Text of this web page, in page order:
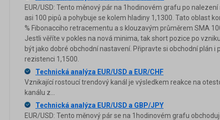
EUR/USD: Tento měnový pár na 1hodinovém grafu po
asi 100 pipů a pohybuje se kolem hladiny 1,1300. Tato oblast
% Fibonacciho retracementu a s klouzavým průměrem SMA
Jestli věříte v pokles na nová minima, tak short pozice po
být jako dobré obchodní nastavení. Připravte si obchodní plán i
rezistenci 1,1500.
Technická analýza EUR/USD a EUR/CHF
Vznikající rostoucí trendový kanál je výsledkem reakce na
kanálu z...
Technická analýza EUR/USD a GBP/JPY
EUR/USD: Tento měnový pár se na 1hodinovém grafu